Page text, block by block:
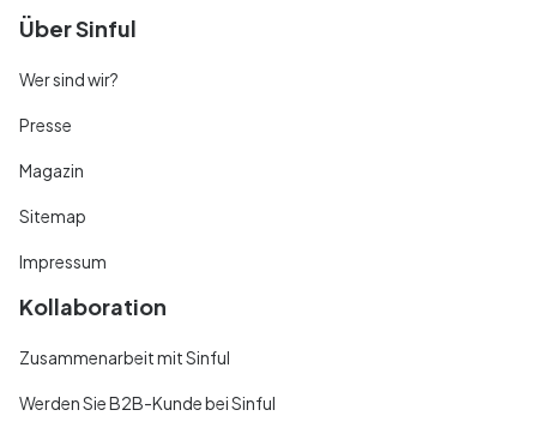
Über Sinful
Wer sind wir?
Presse
Magazin
Sitemap
Impressum
Kollaboration
Zusammenarbeit mit Sinful
Werden Sie B2B-Kunde bei Sinful